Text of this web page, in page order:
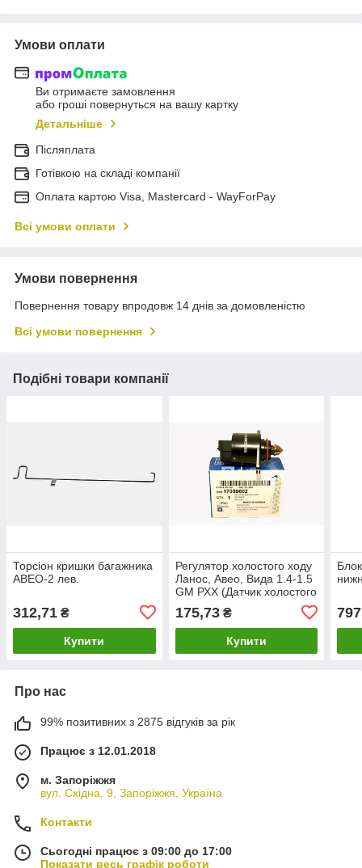
Умови оплати
Ви отримаєте замовлення
або гроші повернуться на вашу картку
Детальніше
Післяплата
Готівкою на складі компанії
Оплата картою Visa, Mastercard - WayForPay
Всі умови оплати
Умови повернення
Повернення товару впродовж 14 днів за домовленістю
Всі умови повернення
Подібні товари компанії
Торсіон кришки багажника
АВЕО-2 лев.
312,71 ₴
Купити
Регулятор холостого ходу
Ланос, Авео, Вида 1.4-1.5
GM РХХ (Датчик холостого
93744675
175,73₴
Купити
Про нас
99% позитивних з 2875 відгуків за рік
Працює з 12.01.2018
м. Запоріжжя
вул. Східна, 9, Запоріжжя, Україна
Контакти
Сьогодні працює з 09:00 до 17:00
Показати весь графік роботи